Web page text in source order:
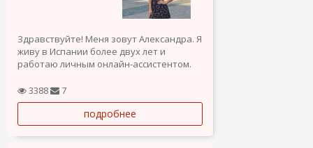
Здравствуйте! Меня зовут Александра. Я
живу в Испании более двух лет и
работаю личным онлайн-ассистентом.
Помогаю предпринимателям, семьям и
частным клиентам с повседневными
задачами — удалённо, надёжно и с
деликатным подходом.
Уже сотрудничаю с одной парой...
3388 7
подробнее